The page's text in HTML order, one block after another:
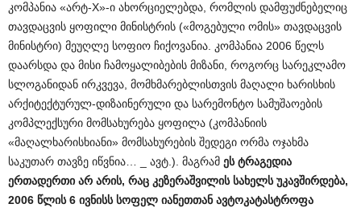
კომპანია «არტ-X»-ი ახორციელებდა, რომლის დამფუძნებელიც
თავდაცვის ყოფილი მინისტრის («მოგებული ომის» თავდაცვის
მინისტრი) მეუღლე სოფიო ჩიქოვანია. კომპანია 2006 წელს
დაარსდა და მისი ჩამოყალიბების მიზანი, როგორც სარეკლამო
სლოგანიდან ირკვევა, მომხმარებლისთვის მაღალი ხარისხის
არქიტექტურულ-დიზაინერული და სარემონტო სამუშაოების
კომპლექსური მომსახურება ყოფილა (კომპანიის
«მაღალხარისხიანი» მომსახურების შედეგი ორმა ოჯახმა
საკუთარ თავზე იწვნია… _ ავტ.). მაგრამ ეს ტრაგედია
ერთადერთი არ არის, რაც კეზერაშვილის სახელს უკავშირდება,
2006 წლის6 ივნისს სოფელ იანეთთან ავტოკატასტროფა